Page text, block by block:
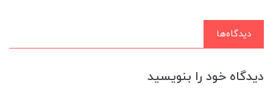
دیدگاه‌ها
دیدگاه خود را بنویسید